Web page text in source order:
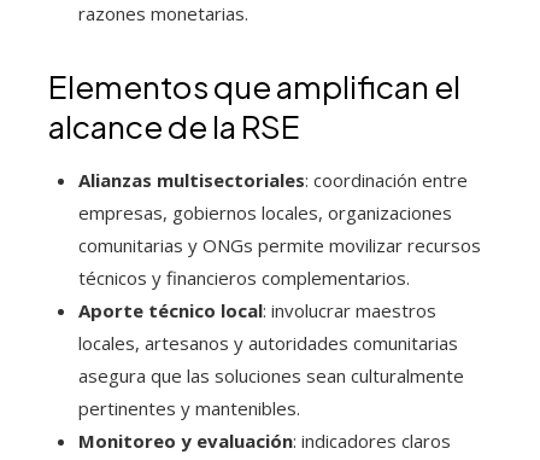
razones monetarias.
Elementos que amplifican el
alcance de la RSE
Alianzas multisectoriales: coordinación entre
empresas, gobiernos locales, organizaciones
comunitarias y ONGs permite movilizar recursos
técnicos y financieros complementarios.
Aporte técnico local: involucrar maestros
locales, artesanos y autoridades comunitarias
asegura que las soluciones sean culturalmente
pertinentes y mantenibles.
Monitoreo y evaluación: indicadores claros